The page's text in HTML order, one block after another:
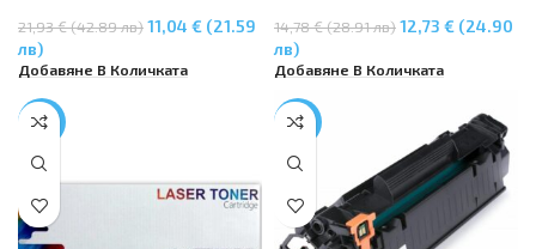
21,93 € (42.89 лв)11,04 € (21.59
лв)
Добавяне В Количката
14,78 € (28.91 лв)12,73 € (24.90
лв)
Добавяне В Количката
-24% -23%